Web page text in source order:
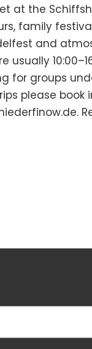
at the
family
and
usually
groups
please book